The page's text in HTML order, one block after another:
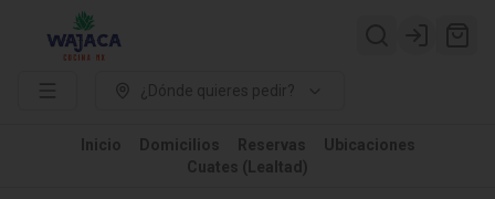
¿Dónde quieres pedir?
Inicio Domicilios Reservas
Ubicaciones
Cuates (Lealtad)